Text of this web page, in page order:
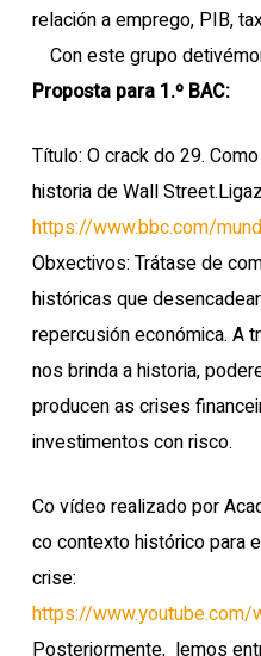
relación a emprego, PIB,
Con este grupo
Proposta para 1.º BAC:
Título: O crack do 29.
historia de Wall
https://www.bbc.com/
Obxectivos: Trátase de
históricas que
repercusión económica. A
nos brinda a historia,
producen as crises
investimentos con risco.
Co vídeo realizado por
co contexto histórico para
crise:
https://
Posteriormente, lemos